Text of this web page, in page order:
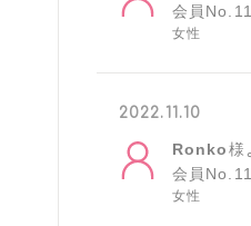
会員
女性
2022.11.10
Ronko様
会員
女性